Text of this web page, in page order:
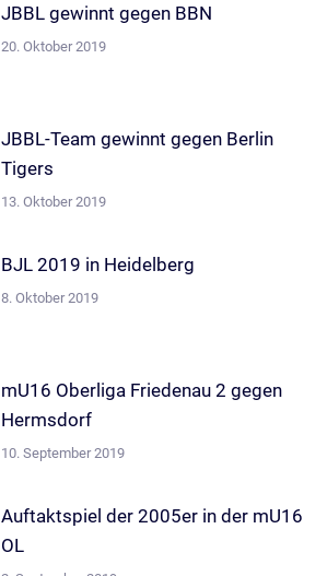
JBBL gewinnt gegen BBN
20. Oktober 2019
JBBL-Team gewinnt gegen Berlin
Tigers
13. Oktober 2019
BJL 2019 in Heidelberg
8. Oktober 2019
mU16 Oberliga Friedenau 2 gegen
Hermsdorf
10. September 2019
Auftaktspiel der 2005er in der mU16
OL